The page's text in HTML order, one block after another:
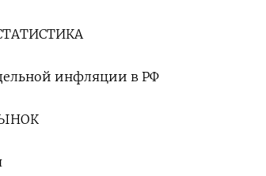
инфляции в РФ